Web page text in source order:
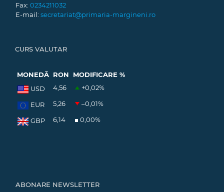
Fax: 0234211032
E-mail: secretariat@primaria-margineni.ro
CURS VALUTAR
MONEDĂ RON
MODIFICARE %
USD
4,56 +0,02%
EUR 5,26 –0,01%
GBP 6,14 0,00%
ABONARE NEWSLETTER